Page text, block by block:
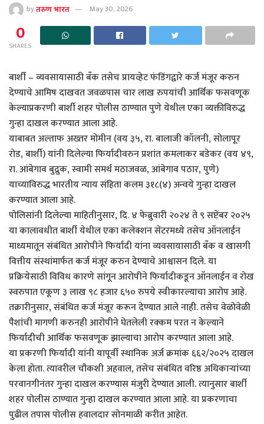
byतरुण भारत May 30, 2026
0
SHARES
बार्शी – व्यवसायासाठी बँक तसेच प्रायव्हेट फंडिंगद्वारे कर्ज मंजूर करुन
देण्याचे आमिष दाखवत जवळपास चार लाख रुपयांची आर्थिक फसवणूक
केल्याप्रकरणी बार्शी शहर पोलीस ठाण्यात पुणे येथील एका व्यक्तीविरुद्ध
गुन्हा दाखल करण्यात आला आहे.
याबाबत अल्ताफ अख्तर मोमीन (वय ३५, रा. बालाजी कॉलनी, सोलापूर
रोड, बार्शी) यांनी दिलेल्या फिर्यादीवरुन प्रशांत कमलाकर बडेकर (वय ४९,
रा. आंबेगाव बुद्रुक, स्वामी समर्थ मठाजवळ, आंबेगाव पठार, पुणे)
याच्याविरुद्ध भारतीय न्याय संहिता कलम ३१८(४) अन्वये गुन्हा दाखल
करण्यात आला आहे.
पोलिसांनी दिलेल्या माहितीनुसार, दि. ४ फेब्रुवारी २०२४ ते ९ सप्टेंबर २०२५
या कालावधीत बार्शी येथील एका कलेक्शन सेंटरमध्ये तसेच ऑनलाईन
माध्यमातून संबंधित आरोपीने फिर्यादी यांना व्यवसायासाठी बँक व खासगी
वित्तीय संस्थांमार्फत कर्ज मंजूर करुन देण्याचे आश्वासन दिले. या
प्रक्रियेसाठी विविध कारणे सांगून आरोपीने फिर्यादीकडून ऑनलाईन व रोख
स्वरुपात एकूण ३ लाख ९८ हजार ६५० रुपये स्वीकारल्याचा आरोप आहे.
तक्रारीनुसार, संबंधित कर्ज मंजूर करून देण्यात आले नाही. तसेच वेळोवेळी
पैशांची मागणी करुनही आरोपीने घेतलेली रक्कम परत न केल्याने
फिर्यादीची आर्थिक फसवणूक झाल्याचा आरोप करण्यात आला आहे.
या प्रकरणी फिर्यादी यांनी यापूर्वी स्थानिक अर्ज क्रमांक ६६२/२०२५ दाखल
केला होता. त्यावरील चौकशी अहवाल, तसेच संबंधित वरिष्ठ अधिकाऱ्यांच्या
परवानगीनंतर गुन्हा दाखल करण्यास मंजुरी देण्यात आली. त्यानुसार बार्शी
शहर पोलीस ठाण्यात गुन्हा दाखल करण्यात आला आहे. या प्रकरणाचा
पुढील तपास पोलीस हवालदार सोनमाळी करीत आहेत.